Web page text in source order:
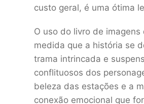
custo geral, é uma ótima
O uso do livro de
medida que a história se
trama intrincada e
conflituosos dos
beleza das estações e a
conexão emocional que